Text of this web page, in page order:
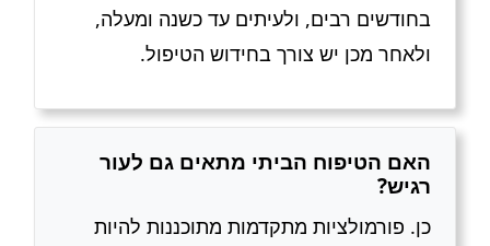
בחודשים רבים, ולעיתים עד כשנה ומעלה,
ולאחר מכן יש צורך בחידוש הטיפול.
האם הטיפוח הביתי מתאים גם לעור
רגיש?
כן. פורמולציות מתקדמות מתוכננות להיות